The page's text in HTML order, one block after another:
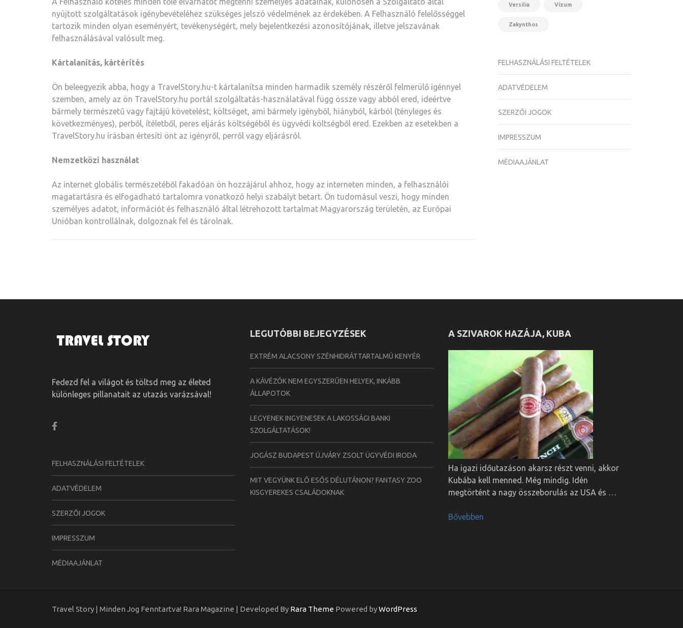
nyújtott szolgáltatások igénybevételéhez szükséges jelszó védelmének az érdekében. A Felhasználó felelősséggel
tartozik minden olyan eseményért, tevékenységért, mely bejelentkezési azonosítójának, illetve jelszavának
felhasználásával valósult meg.
Kártalanítás, kártérítés
Ön beleegyezik abba, hogy a TravelStory.hu-t kártalanítsa minden harmadik személy részéről felmerülő igénnyel
szemben, amely az ön TravelStory.hu portál szolgáltatás-használatával függ össze vagy abból ered, ideértve
bármely természetű vagy fajtájú követelést, költséget, ami bármely igényből, hiányból, kárból (tényleges és
következményes), perből, ítéletből, peres eljárás költségéből és ügyvédi költségből ered. Ezekben az esetekben a
TravelStory.hu írásban értesíti önt az igényről, perről vagy eljárásról.
Nemzetközi használat
Az internet globális természetéből fakadóan ön hozzájárul ahhoz, hogy az interneten minden, a felhasználói
magatartásra és elfogadható tartalomra vonatkozó helyi szabályt betart. Ön tudomásul veszi, hogy minden
személyes adatot, információt és felhasználó által létrehozott tartalmat Magyarország területén, az Európai
Unióban kontrollálnak, dolgoznak fel és tárolnak.
Versilia Vízum
Zakynthos
FELHASZNÁLÁSI FELTÉTELEK
ADATVÉDELEM
SZERZŐI JOGOK
IMPRESSZUM
MÉDIAAJÁNLAT
Fedezd fel a világot és töltsd meg az életed
különleges pillanatait az utazás varázsával!
FELHASZNÁLÁSI FELTÉTELEK
ADATVÉDELEM
SZERZŐI JOGOK
IMPRESSZUM
MÉDIAAJÁNLAT
LEGUTÓBBI BEJEGYZÉSEK
EXTRÉM ALACSONY SZÉNHIDRÁTTARTALMÚ KENYÉR
A KÁVÉZÓK NEM EGYSZERŰEN HELYEK, INKÁBB
ÁLLAPOTOK
LEGYENEK INGYENESEK A LAKOSSÁGI BANKI
SZOLGÁLTATÁSOK!
JOGÁSZ BUDAPEST ÚJVÁRY ZSOLT ÜGYVÉDI IRODA
MIT VEGYÜNK ELŐ ESŐS DÉLUTÁNON? FANTASY ZOO
KISGYEREKES CSALÁDOKNAK
A SZIVAROK HAZÁJA, KUBA
Ha igazi időutazáson akarsz részt venni, akkor
Kubába kell menned. Még mindig. Idén
megtörtént a nagy összeborulás az USA és …
Bővebben
Travel Story | Minden Jog Fenntartva! Rara Magazine | Developed By Rara Theme Powered byWordPress